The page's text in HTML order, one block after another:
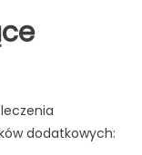
dodatkowych: